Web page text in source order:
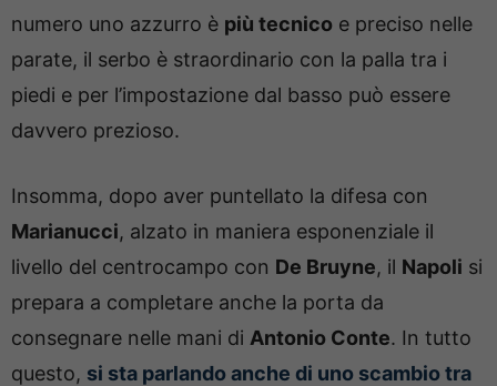
numero uno azzurro è più tecnico e preciso nelle
parate, il serbo è straordinario con la palla tra i
piedi e per l’impostazione dal basso può essere
davvero prezioso.
Insomma, dopo aver puntellato la difesa con
Marianucci, alzato in maniera esponenziale il
livello del centrocampo con De Bruyne, il Napoli si
prepara a completare anche la porta da
consegnare nelle mani di Antonio Conte. In tutto
questo, si sta parlando anche di uno scambio tra